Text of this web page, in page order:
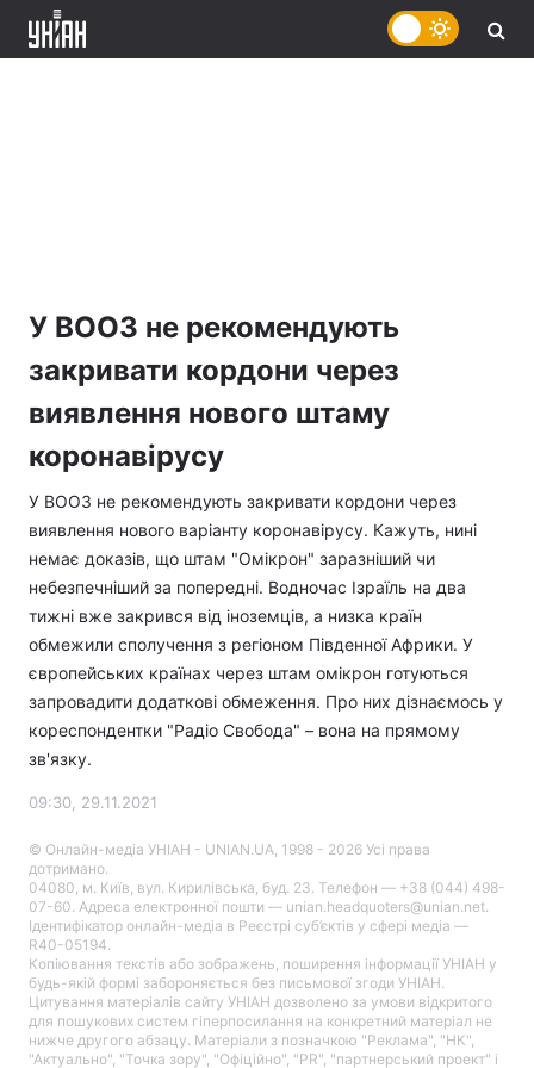
У ВООЗ не рекомендують
закривати кордони через
виявлення нового штаму
коронавірусу
У ВООЗ не рекомендують закривати кордони через
виявлення нового варіанту коронавірусу. Кажуть, нині
немає доказів, що штам "Омікрон" заразніший чи
небезпечніший за попередні. Водночас Ізраїль на два
тижні вже закрився від іноземців, а низка країн
обмежили сполучення з регіоном Південної Африки. У
європейських країнах через штам омікрон готуються
запровадити додаткові обмеження. Про них дізнаємось у
кореспондентки "Радіо Свобода" – вона на прямому
зв'язку.
09:30, 29.11.2021
© Онлайн-медіа УНІАН - UNIAN.UA, 1998 - 2026 Усі права
дотримано.
04080, м. Київ, вул. Кирилівська, буд. 23. Телефон — +38 (044) 498-
07-60. Адреса електронної пошти — unian.headquoters@unian.net.
Ідентифікатор онлайн-медіа в Реєстрі суб’єктів у сфері медіа —
R40-05194.
Копіювання текстів або зображень, поширення інформації УНІАН у
будь-якій формі забороняється без письмової згоди УНІАН.
Цитування матеріалів сайту УНІАН дозволено за умови відкритого
для пошукових систем гіперпосилання на конкретний матеріал не
нижче другого абзацу. Матеріали з позначкою "Реклама", "НК",
"Актуально", "Точка зору", "Офіційно", "PR", "партнерський проект" і